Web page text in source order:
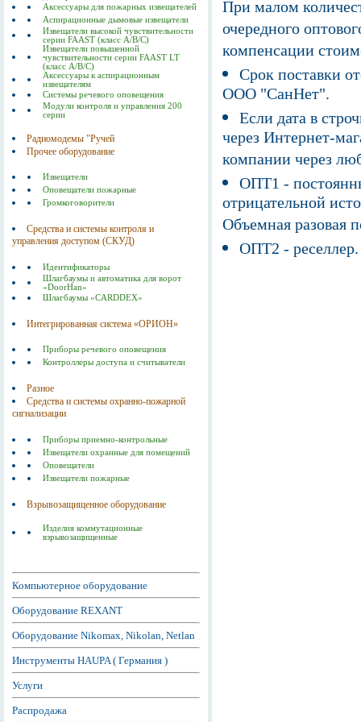
Аксессуары для пожарных извещателей
Аспирационные дымовые извещатели
Извещатели высокой чувствительности
серии FAAST (класс А/В/С)
Извещатели повышенной
чувствительности серии FAAST LT
(класс А/В/С)
Аксессуары к аспирационным
извещателям
Системы речевого оповещения
Модули контроля и управления 200
серии
Радиомодемы "Ручей
Прочее оборудование
Извещатели
Оповещатели пожарные
Громкоговорители
Средства и системы контроля и
управления доступом (СКУД)
Идентификаторы
Шлагбаумы и автоматика для ворот
«DoorHan»
Шлагбаумы «CARDDEX»
Интегрированная система «ОРИОН»
Приборы речевого оповещения
Контроллеры доступа и считыватели
Разное
Средства и системы охранно-пожарной
сигнализации
Приборы приемно-контрольные
Извещатели охранные для помещений
Оповещатели
Извещатели пожарные
Взрывозащищенное оборудование
Изделия коммутационные
взрывозащищенные
Компьютерное оборудование
Оборудование REXANT
Оборудование Nikomax, Nikolan, Netlan
Инструменты HAUPA ( Германия )
Услуги
Распродажа
При малом
очередного
компенсации
Срок поставки
ООО "СанНет".
Если дата в
через Интернет-
компании через
ОПТ1 -
отрицательной
Объемная разовая
ОПТ2 -